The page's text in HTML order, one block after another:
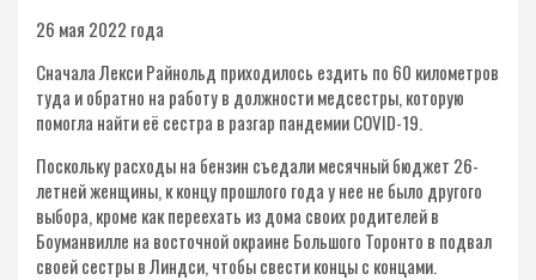
26 мая 2022 года
Сначала Лекси Райнольд приходилось ездить по 60 километров
туда и обратно на работу в должности медсестры, которую
помогла найти её сестра в разгар пандемии COVID-​19.
Поскольку расходы на бензин съедали месячный бюджет 26-​
летней женщины, к концу прошлого года у нее не было другого
выбора, кроме как переехать из дома своих родителей в
Боуманвилле на восточной окраине Большого Торонто в подвал
своей сестры в Линдси, чтобы свести концы с концами.